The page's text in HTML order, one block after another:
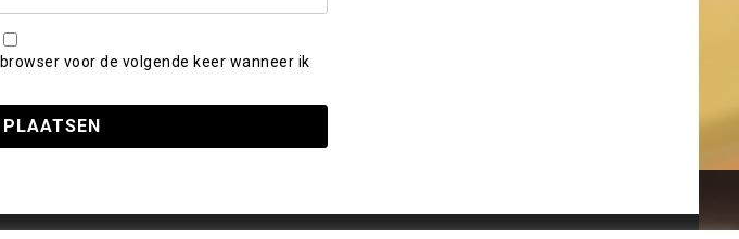
voor de volgende keer wanneer ik